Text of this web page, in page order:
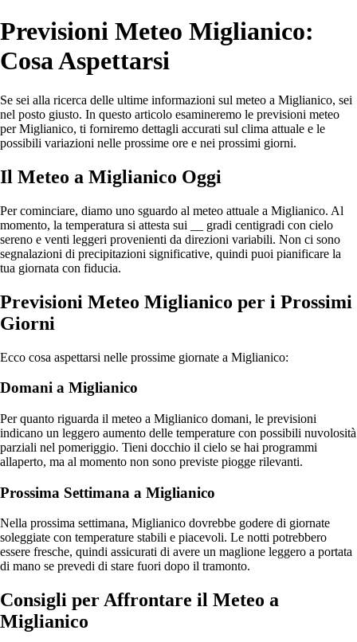
Previsioni Meteo Miglianico:
Cosa Aspettarsi
Se sei alla ricerca delle ultime informazioni sul meteo a Miglianico, sei
nel posto giusto. In questo articolo esamineremo le previsioni meteo
per Miglianico, ti forniremo dettagli accurati sul clima attuale e le
possibili variazioni nelle prossime ore e nei prossimi giorni.
Il Meteo a Miglianico Oggi
Per cominciare, diamo uno sguardo al meteo attuale a Miglianico. Al
momento, la temperatura si attesta sui __ gradi centigradi con cielo
sereno e venti leggeri provenienti da direzioni variabili. Non ci sono
segnalazioni di precipitazioni significative, quindi puoi pianificare la
tua giornata con fiducia.
Previsioni Meteo Miglianico per i Prossimi
Giorni
Ecco cosa aspettarsi nelle prossime giornate a Miglianico:
Domani a Miglianico
Per quanto riguarda il meteo a Miglianico domani, le previsioni
indicano un leggero aumento delle temperature con possibili nuvolosità
parziali nel pomeriggio. Tieni docchio il cielo se hai programmi
allaperto, ma al momento non sono previste piogge rilevanti.
Prossima Settimana a Miglianico
Nella prossima settimana, Miglianico dovrebbe godere di giornate
soleggiate con temperature stabili e piacevoli. Le notti potrebbero
essere fresche, quindi assicurati di avere un maglione leggero a portata
di mano se prevedi di stare fuori dopo il tramonto.
Consigli per Affrontare il Meteo a
Miglianico